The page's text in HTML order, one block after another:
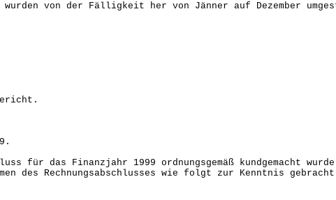
von der Fälligkeit her von Jänner auf Dezember
für das Finanzjahr 1999 ordnungsgemäß kundgemacht
des Rechnungsabschlusses wie folgt zur Kenntnis